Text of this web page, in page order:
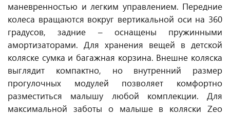
маневренностью и легким управлением. Передние
колеса вращаются вокруг вертикальной оси на 360
градусов, задние – оснащены пружинными
амортизаторами. Для хранения вещей в детской
коляске сумка и багажная корзина. Внешне коляска
выглядит компактно, но внутренний размер
прогулочных модулей позволяет комфортно
разместиться малышу любой комплекции. Для
максимальной заботы о малыше в коляски Zeo